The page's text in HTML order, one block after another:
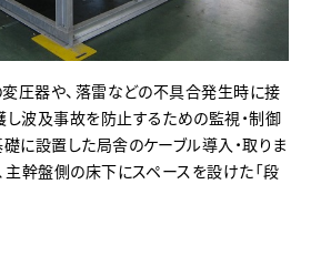
圧器や、落雷などの不具合発生時に接
波及事故を防止するための監視・制御
に設置した局舎のケーブル導入・取りま
主幹盤側の床下にスペースを設けた「段